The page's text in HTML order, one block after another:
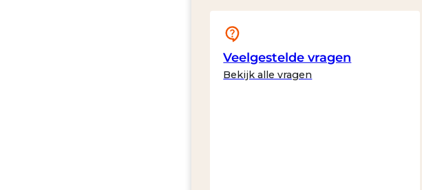
Veelgestelde vragen
Bekijk alle vragen